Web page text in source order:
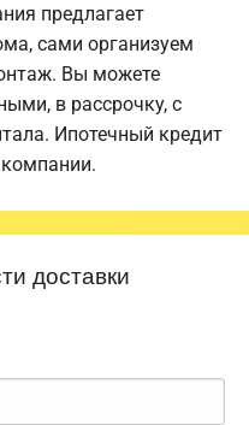
предлагает
сами организуем
Вы можете
в рассрочку, с
Ипотечный кредит
доставки